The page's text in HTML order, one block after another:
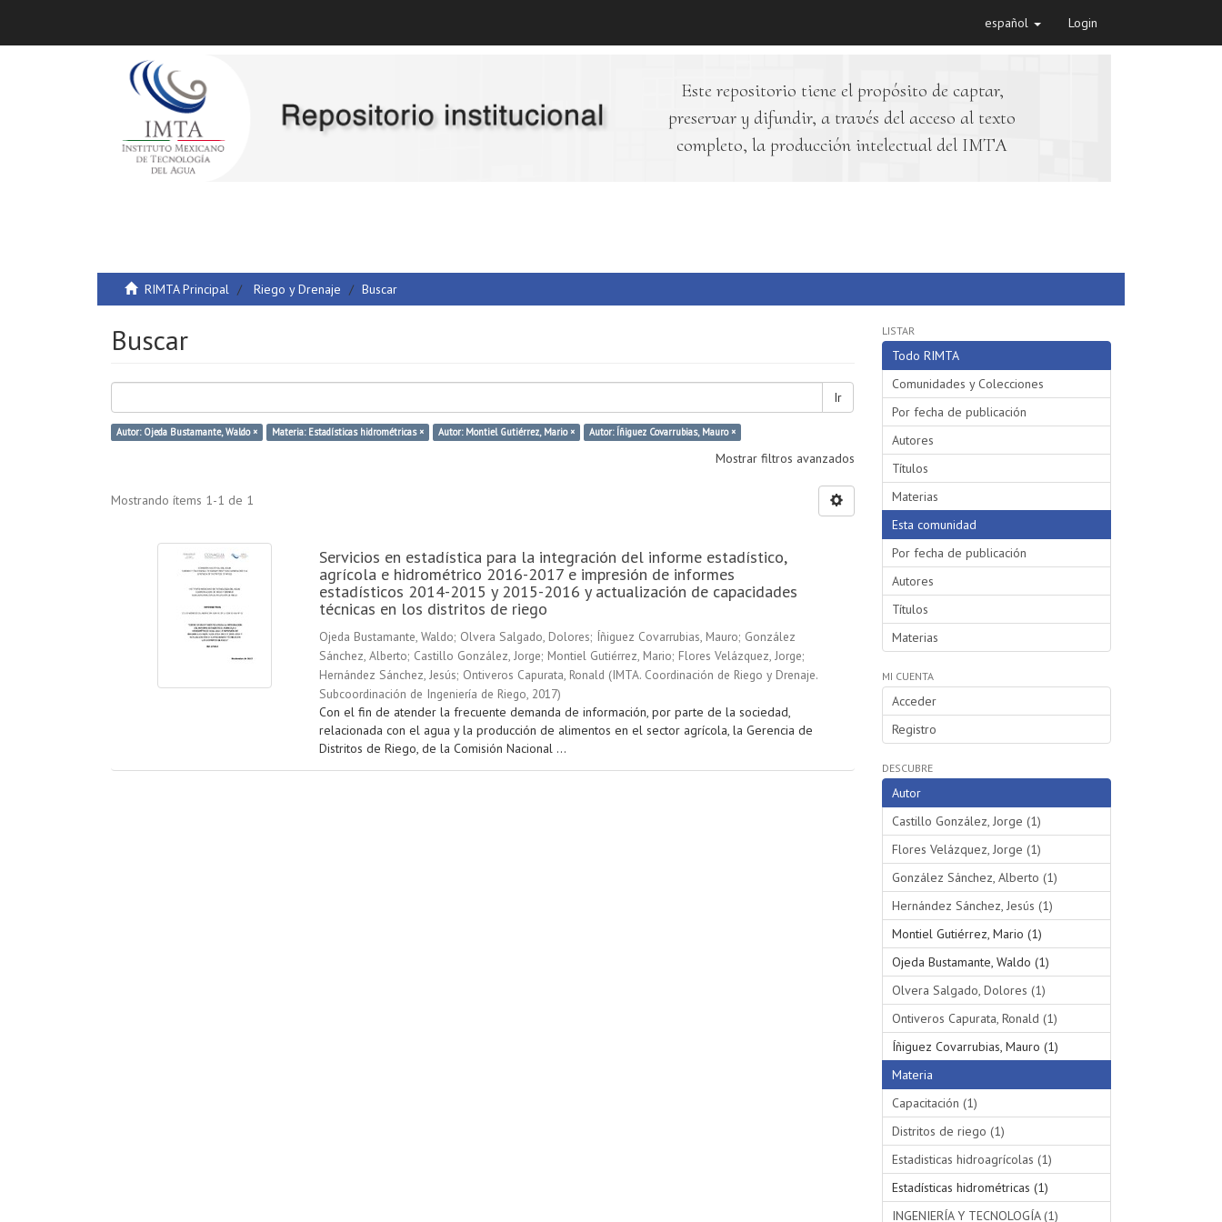
español Login
Este repositorio tiene el propósito de captar,
preservar y difundir, a través del acceso al texto
completo, la producción intelectual del IMTA
RIMTA Principal Riego y Drenaje Buscar
Buscar
Ir
Autor: Ojeda Bustamante, Waldo × Materia: Estadísticas hidrométricas × Autor: Montiel Gutiérrez, Mario × Autor: Íñiguez Covarrubias, Mauro ×
Mostrar filtros avanzados
Mostrando ítems 1-1 de 1
Servicios en estadística para la integración del informe estadístico,
agrícola e hidrométrico 2016-2017 e impresión de informes
estadísticos 2014-2015 y 2015-2016 y actualización de capacidades
técnicas en los distritos de riego
Ojeda Bustamante, Waldo; Olvera Salgado, Dolores; Íñiguez Covarrubias, Mauro; González
Sánchez, Alberto; Castillo González, Jorge; Montiel Gutiérrez, Mario; Flores Velázquez, Jorge;
Hernández Sánchez, Jesús; Ontiveros Capurata, Ronald (IMTA. Coordinación de Riego y Drenaje.
Subcoordinación de Ingeniería de Riego, 2017)
Con el fin de atender la frecuente demanda de información, por parte de la sociedad,
relacionada con el agua y la producción de alimentos en el sector agrícola, la Gerencia de
Distritos de Riego, de la Comisión Nacional ...
LISTAR
Todo RIMTA
Comunidades y Colecciones
Por fecha de publicación
Autores
Títulos
Materias
Esta comunidad
Por fecha de publicación
Autores
Títulos
Materias
MI CUENTA
Acceder
Registro
DESCUBRE
Autor
Castillo González, Jorge (1)
Flores Velázquez, Jorge (1)
González Sánchez, Alberto (1)
Hernández Sánchez, Jesús (1)
Montiel Gutiérrez, Mario (1)
Ojeda Bustamante, Waldo (1)
Olvera Salgado, Dolores (1)
Ontiveros Capurata, Ronald (1)
Íñiguez Covarrubias, Mauro (1)
Materia
Capacitación (1)
Distritos de riego (1)
Estadisticas hidroagrícolas (1)
Estadísticas hidrométricas (1)
INGENIERÍA Y TECNOLOGÍA (1)